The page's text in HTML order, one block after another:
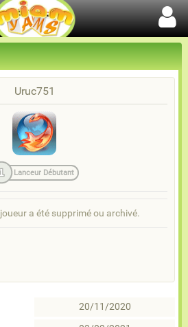
Uruc751
Lanceur Débutant
a été supprimé ou archivé.
20/11/2020